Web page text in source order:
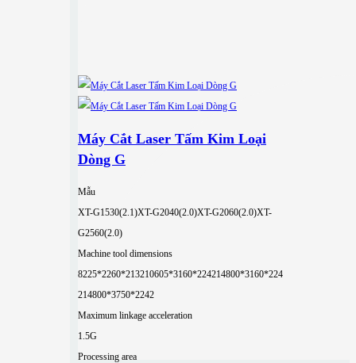
Máy Cắt Laser Tấm Kim Loại
Dòng G
Mẫu
XT-G1530(2.1)XT-G2040(2.0)XT-G2060(2.0)XT-
G2560(2.0)
Machine tool dimensions
8225*2260*213210605*3160*224214800*3160*224
214800*3750*2242
Maximum linkage acceleration
1.5G
Processing area